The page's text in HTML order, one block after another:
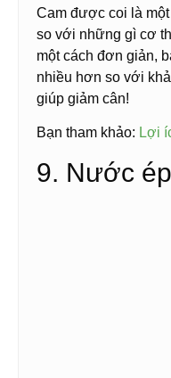
Cam được coi là
so với những gì cơ
một cách đơn giản,
nhiều hơn so với
giúp giảm cân!
Bạn tham khảo: Lợi
9. Nước